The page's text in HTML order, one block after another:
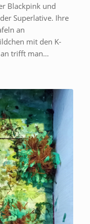
Blackpink und
Superlative. Ihre
an
mit den K-
trifft man…